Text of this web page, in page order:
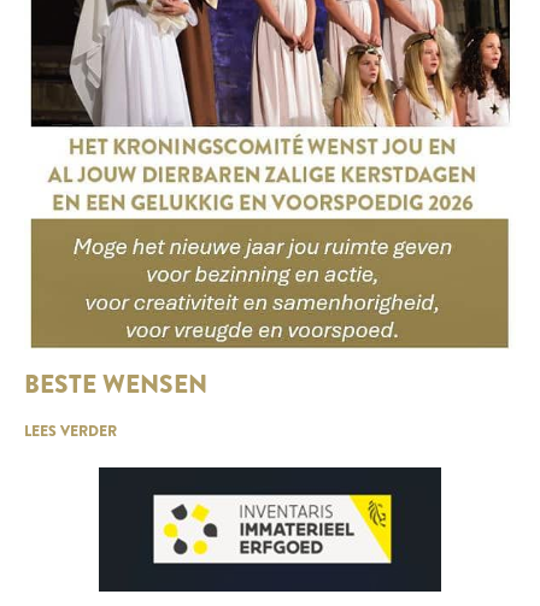
BESTE WENSEN
LEES VERDER